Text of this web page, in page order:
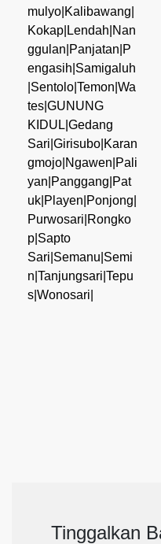
mulyo|Kalibawang|
Kokap|Lendah|Nan
ggulan|Panjatan|P
engasih|Samigaluh
|Sentolo|Temon|Wa
tes|GUNUNG
KIDUL|Gedang
Sari|Girisubo|Karan
gmojo|Ngawen|Pali
yan|Panggang|Pat
uk|Playen|Ponjong|
Purwosari|Rongko
p|Sapto
Sari|Semanu|Semi
n|Tanjungsari|Tepu
s|Wonosari|
Tinggalkan